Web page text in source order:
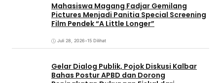
Mahasiswa Magang Fadjar Gemilang
Pictures Menjadi Panitia Special Screening
Film Pendek “A Little Longer”
Juli 28, 2026•15 Dilihat
Gelar Dialog Publik, Pojok Diskusi Kalbar
Bahas Postur APBD dan Dorong